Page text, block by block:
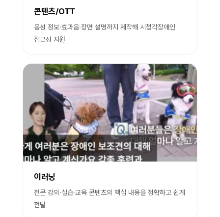
콘텐츠/OTT
음성 정보·효과음·장면 설명까지 제작해 시청각장애인
접근성 지원
이러닝
전문 강의·실습·교육 콘텐츠의 핵심 내용을 정확하고 쉽게
전달